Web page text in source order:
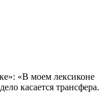
«В моем лексиконе
касается трансфера.